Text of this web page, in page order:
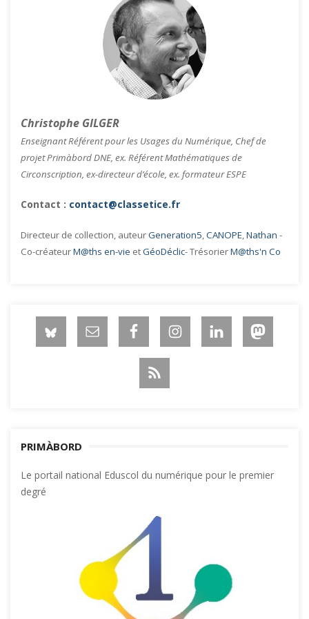
Christophe GILGER
Enseignant Référent pour les Usages du Numérique, Chef de
projet Primàbord DNE, ex. Référent Mathématiques de
Circonscription, ex-directeur d’école, ex. formateur ESPE
Contact : contact@classetice.fr
Directeur de collection, auteurGeneration5,CANOPE,Nathan -
Co-créateurM@ths en-vie etGéoDéclic- TrésorierM@ths'n Co
PRIMÀBORD
Le portail national Eduscol du numérique pour le premier
degré